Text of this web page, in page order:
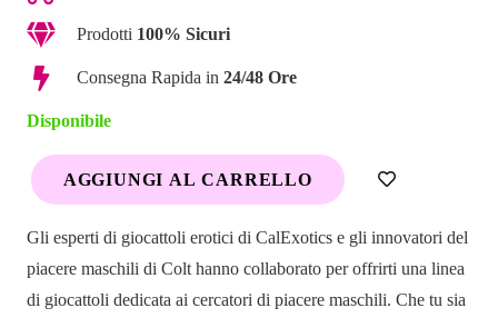
era:
è:
Prodotti 100% Sicuri
Consegna Rapida in 24/48 Ore
Disponibile
COLT
AGGIUNGI AL CARRELLO
Gli esperti di giocattoli erotici di CalExotics e gli innovatori del
piacere maschili di Colt hanno collaborato per offrirti una linea
di giocattoli dedicata ai cercatori di piacere maschili. Che tu sia